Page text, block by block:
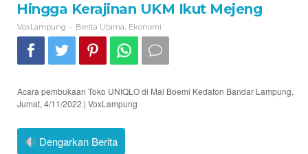
Hingga Kerajinan UKM Ikut Mejeng
VoxLampung - Berita Utama Ekonomi
Acara pembukaan Toko UNIQLO di Mal Boemi Kedaton Bandar Lampung,
Jumat, 4/11/2022.| VoxLampung
Dengarkan Berita